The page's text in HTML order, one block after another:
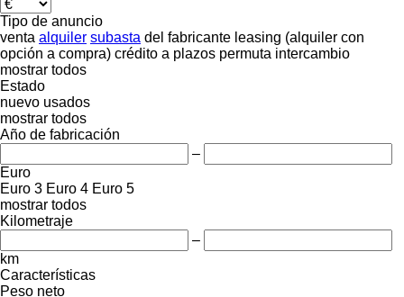
Tipo de anuncio
venta alquiler subasta del fabricante leasing (alquiler con
opción a compra) crédito a plazos permuta intercambio
mostrar todos
Estado
nuevo usados
mostrar todos
Año de fabricación
–
Euro
Euro 3 Euro 4 Euro 5
mostrar todos
Kilometraje
–
km
Características
Peso neto